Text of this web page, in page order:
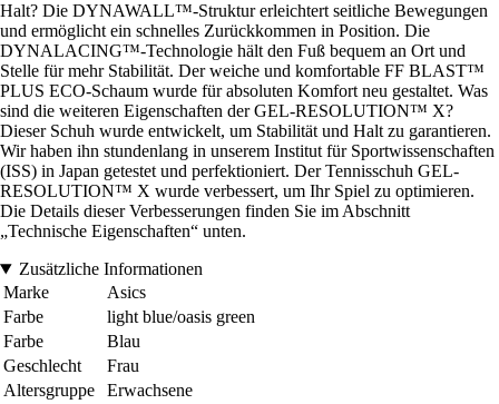
Halt? Die DYNAWALL™-Struktur erleichtert seitliche Bewegungen
und ermöglicht ein schnelles Zurückkommen in Position. Die
DYNALACING™-Technologie hält den Fuß bequem an Ort und
Stelle für mehr Stabilität. Der weiche und komfortable FF BLAST™
PLUS ECO-Schaum wurde für absoluten Komfort neu gestaltet. Was
sind die weiteren Eigenschaften der GEL-RESOLUTION™ X?
Dieser Schuh wurde entwickelt, um Stabilität und Halt zu garantieren.
Wir haben ihn stundenlang in unserem Institut für Sportwissenschaften
(ISS) in Japan getestet und perfektioniert. Der Tennisschuh GEL-
RESOLUTION™ X wurde verbessert, um Ihr Spiel zu optimieren.
Die Details dieser Verbesserungen finden Sie im Abschnitt
„Technische Eigenschaften“ unten.
Zusätzliche Informationen
Marke
Asics
Farbe
light blue/oasis green
Farbe
Blau
Geschlecht
Frau
Altersgruppe
Erwachsene